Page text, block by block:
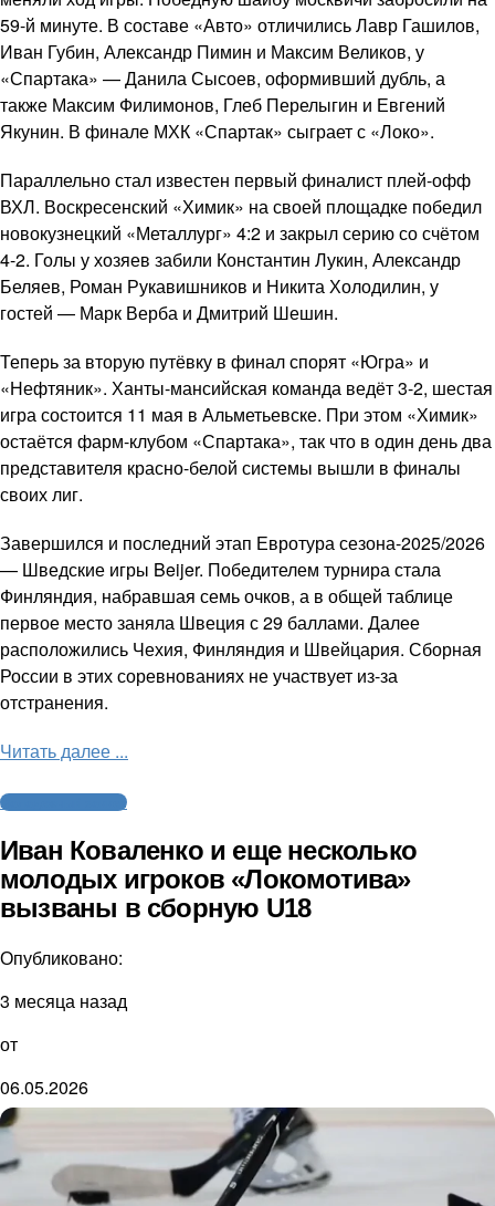
59-й минуте. В составе «Авто» отличились Лавр Гашилов,
Иван Губин, Александр Пимин и Максим Великов, у
«Спартака» — Данила Сысоев, оформивший дубль, а
также Максим Филимонов, Глеб Перелыгин и Евгений
Якунин. В финале МХК «Спартак» сыграет с «Локо».
Параллельно стал известен первый финалист плей-офф
ВХЛ. Воскресенский «Химик» на своей площадке победил
новокузнецкий «Металлург» 4:2 и закрыл серию со счётом
4-2. Голы у хозяев забили Константин Лукин, Александр
Беляев, Роман Рукавишников и Никита Холодилин, у
гостей — Марк Верба и Дмитрий Шешин.
Теперь за вторую путёвку в финал спорят «Югра» и
«Нефтяник». Ханты-мансийская команда ведёт 3-2, шестая
игра состоится 11 мая в Альметьевске. При этом «Химик»
остаётся фарм-клубом «Спартака», так что в один день два
представителя красно-белой системы вышли в финалы
своих лиг.
Завершился и последний этап Евротура сезона-2025/2026
— Шведские игры Beijer. Победителем турнира стала
Финляндия, набравшая семь очков, а в общей таблице
первое место заняла Швеция с 29 баллами. Далее
расположились Чехия, Финляндия и Швейцария. Сборная
России в этих соревнованиях не участвует из-за
отстранения.
Читать далее ...
Молодежный хоккей
Иван Коваленко и еще несколько
молодых игроков «Локомотива»
вызваны в сборную U18
Опубликовано:
3 месяца назад
от
06.05.2026